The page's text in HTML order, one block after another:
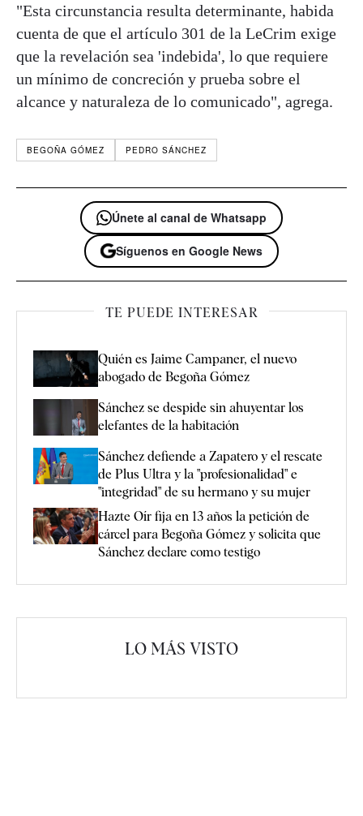
"Esta circunstancia resulta determinante, habida
cuenta de que el artículo 301 de la LeCrim exige
que la revelación sea 'indebida', lo que requiere
un mínimo de concreción y prueba sobre el
alcance y naturaleza de lo comunicado", agrega.
BEGOÑA GÓMEZ PEDRO SÁNCHEZ
Únete al canal de Whatsapp
Síguenos en Google News
TE PUEDE INTERESAR
Quién es Jaime Campaner, el nuevo
abogado de Begoña Gómez
Sánchez se despide sin ahuyentar los
elefantes de la habitación
Sánchez defiende a Zapatero y el rescate
de Plus Ultra y la "profesionalidad" e
"integridad" de su hermano y su mujer
Hazte Oír fija en 13 años la petición de
cárcel para Begoña Gómez y solicita que
Sánchez declare como testigo
LO MÁS VISTO